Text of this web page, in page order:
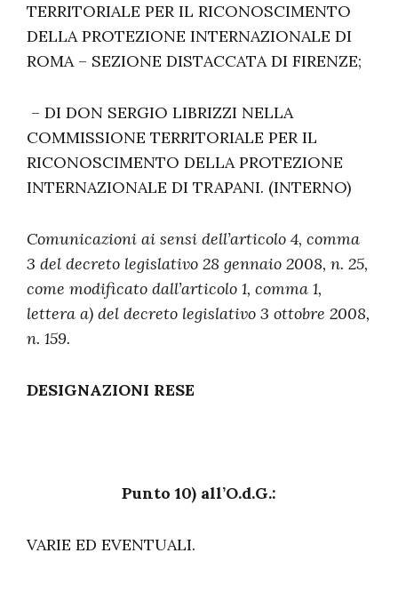
TERRITORIALE PER IL RICONOSCIMENTO
DELLA PROTEZIONE INTERNAZIONALE DI
ROMA – SEZIONE DISTACCATA DI FIRENZE;
– DI DON SERGIO LIBRIZZI NELLA
COMMISSIONE TERRITORIALE PER IL
RICONOSCIMENTO DELLA PROTEZIONE
INTERNAZIONALE DI TRAPANI. (INTERNO)
Comunicazioni ai sensi dell’articolo 4, comma
3 del decreto legislativo 28 gennaio 2008, n. 25,
come modificato dall’articolo 1, comma 1,
lettera a) del decreto legislativo 3 ottobre 2008,
n. 159.
DESIGNAZIONI RESE
Punto 10) all’O.d.G.:
VARIE ED EVENTUALI.